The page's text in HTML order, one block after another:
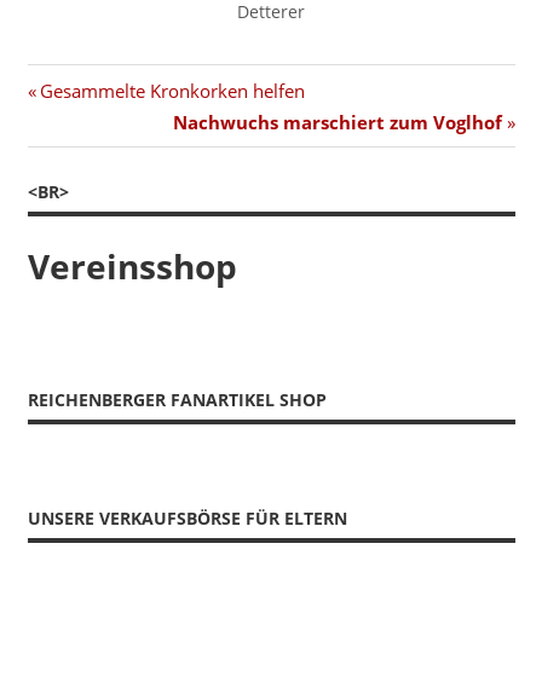
Detterer
Beitragsnavigation
Vorheriger
Gesammelte Kronkorken helfen
Nächster
Beitrag:
Nachwuchs marschiert zum Voglhof
<BR>
Vereinsshop
REICHENBERGER FANARTIKEL SHOP
UNSERE VERKAUFSBÖRSE FÜR ELTERN